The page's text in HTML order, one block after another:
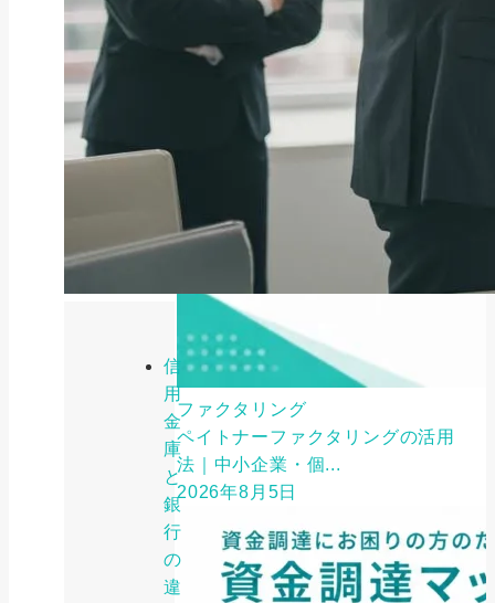
信
用
金
庫
と
銀
行
の
違
ファクタリング
ペイトナーファクタリングの活用
法｜中小企業・個...
2026年8月5日